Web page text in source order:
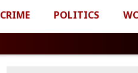
CRIME POLITICS